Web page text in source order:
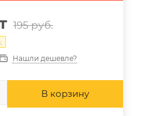
195руб.
Нашли дешевле?
В корзину